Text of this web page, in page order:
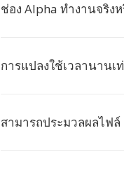
ช่อง Alpha ทำงานจริงห
การแปลงใช้เวลานานเ
สามารถประมวลผลไฟล์